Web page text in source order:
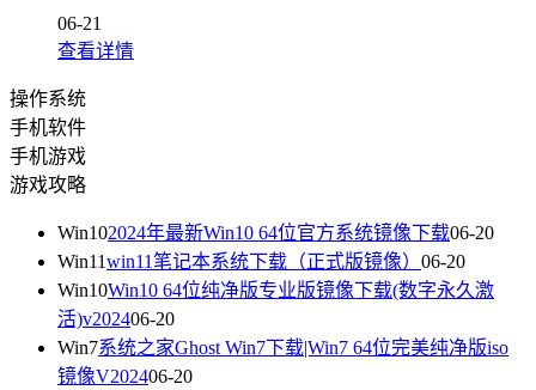
06-21
查看详情
操作系统
手机软件
手机游戏
游戏攻略
Win102024年最新Win10 64位官方系统镜像下载06-20
Win11win11笔记本系统下载（正式版镜像） 06-20
Win10Win10 64位纯净版专业版镜像下载(数字永久激
活)v202406-20
Win7系统之家Ghost Win7下载|Win7 64位完美纯净版iso
镜像V202406-20